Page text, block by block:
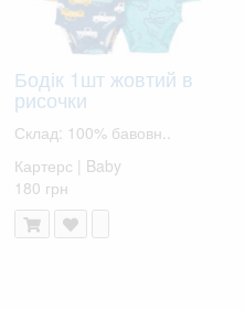
Бодік 1шт жовтий в
рисочки
Склад: 100% бавовн..
Картерс | Baby
180 грн